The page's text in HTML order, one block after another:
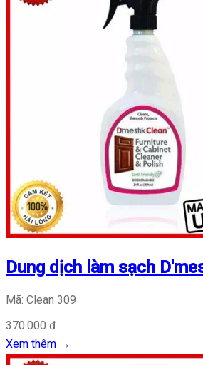
Dung dịch làm sạch
Mã: Clean 309
370.000 đ
Xem thêm →